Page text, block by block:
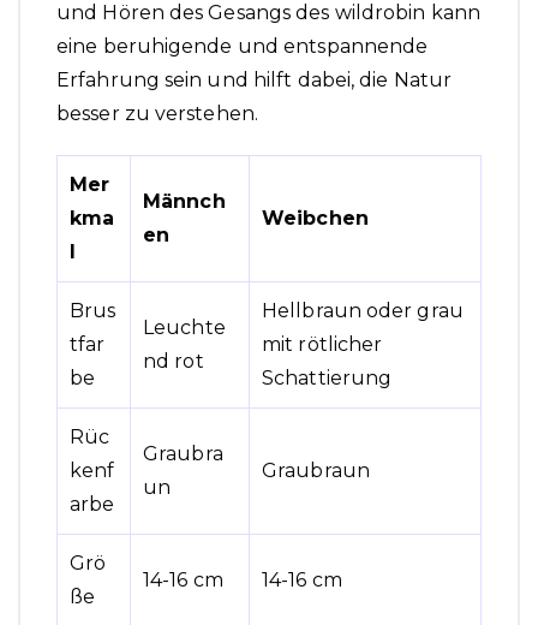
und Hören des Gesangs des wildrobin kann
eine beruhigende und entspannende
Erfahrung sein und hilft dabei, die Natur
besser zu verstehen.
Mer
kma
l
Männch
en
Weibchen
Brus
tfar
be
Leuchte
nd rot
Hellbraun oder grau
mit rötlicher
Schattierung
Rüc
kenf
arbe
Graubra
un
Graubraun
Grö
ße
14-16 cm 14-16 cm